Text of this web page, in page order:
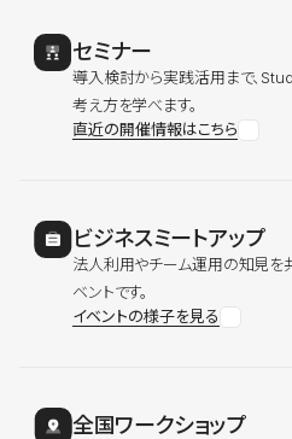
セミナー
導入検討から実践活用まで、
考え方を学べます。
直近の開催情報はこちら
ビジネスミートアップ
法人利用やチーム運用の知見を
ベントです。
イベントの様子を見る
全国ワークショップ